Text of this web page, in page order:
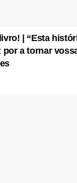
| “Esta
por a tornar